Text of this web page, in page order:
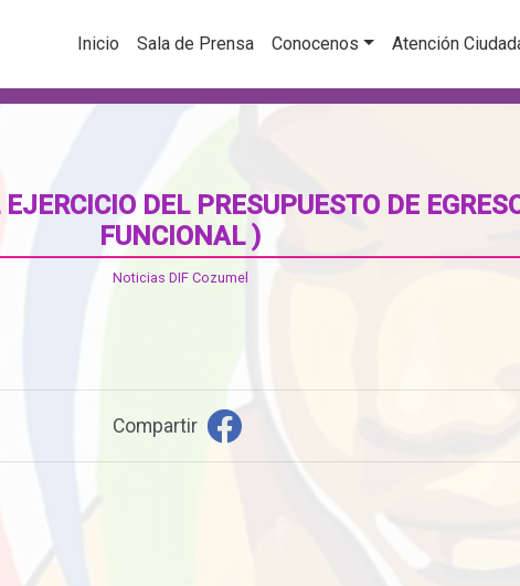
Inicio Sala de Prensa Conocenos Atención
DEL PRESUPUESTO DE
FUNCIONAL )
Noticias DIF Cozumel
Compartir